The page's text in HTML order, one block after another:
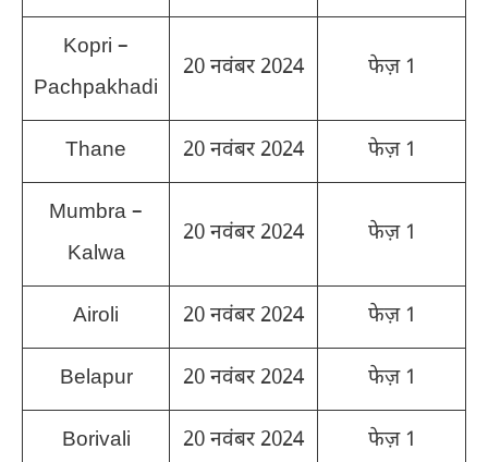
Kopri –
Pachpakhadi
20 नवंबर 2024 फेज़ 1
Thane 20 नवंबर 2024 फेज़ 1
Mumbra –
Kalwa
20 नवंबर 2024 फेज़ 1
Airoli 20 नवंबर 2024 फेज़ 1
Belapur 20 नवंबर 2024 फेज़ 1
Borivali 20 नवंबर 2024 फेज़ 1